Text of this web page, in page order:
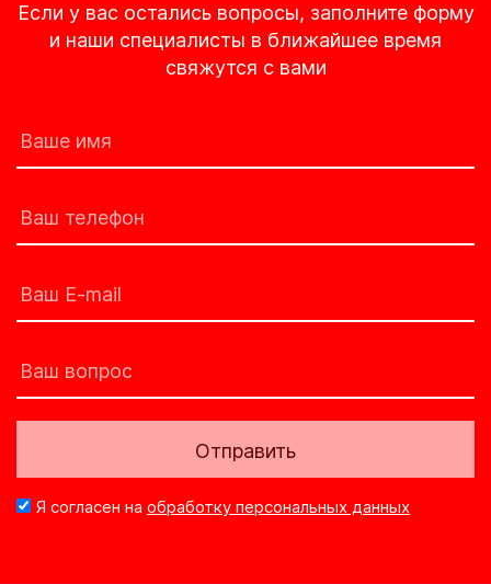
Если у вас остались вопросы, заполните форму
и наши специалисты в ближайшее время
свяжутся с вами
Отправить
Я согласен на обработку персональных данных